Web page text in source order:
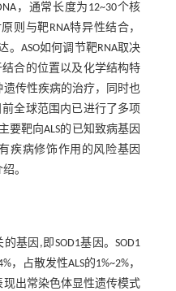
，通常长度为12~30个核
则与靶RNA特异性结合，
ASO如何调节靶RNA取决
结合的位置以及化学结构特
遗传性疾病的治疗，同时也
全球范围内已进行了多项
要靶向ALS的已知致病基因
有疾病修饰作用的风险基因
。
基因,即SOD1基因。SOD1
，占散发性ALS的1%~2%，
现出常染色体显性遗传模式